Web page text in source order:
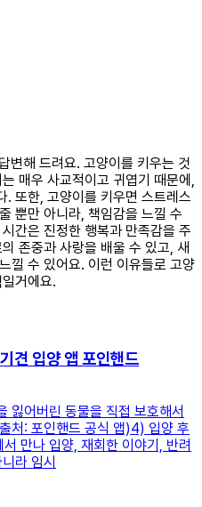
변해 드려요. 고양이를 키우는 것
매우 사교적이고 귀엽기 때문에,
. 또한, 고양이를 키우면 스트레스
뿐만 아니라, 책임감을 느낄 수
간은 진정한 행복과 만족감을 주
존중과 사랑을 배울 수 있고, 새
낄 수 있어요. 이런 이유들로 고양
거에요.
견 입양 앱 포인핸드
잃어버린 동물을 직접 보호해서
처: 포인핸드 공식 앱)4) 입양 후
만나 입양, 재회한 이야기, 반려
라 임시